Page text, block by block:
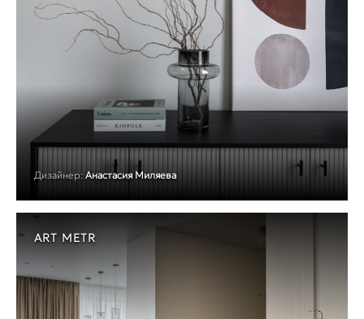
Дизайнер: Анастасия Миляева
ART METR